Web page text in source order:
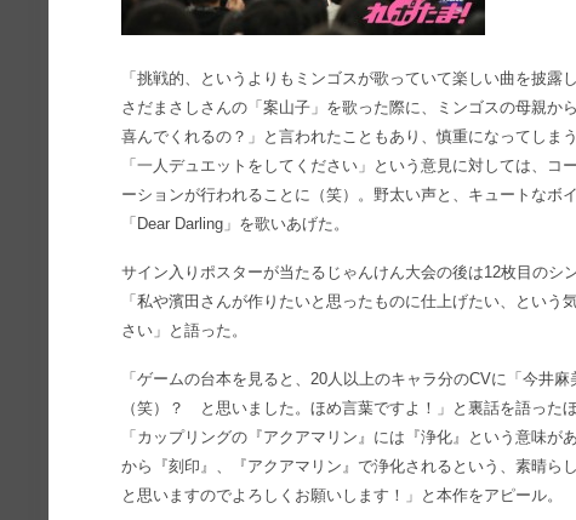
「挑戦的、というよりもミンゴスが歌っていて楽しい曲を披
さだまさしさんの「案山子」を歌った際に、ミンゴスの母親か
喜んでくれるの？」と言われたこともあり、慎重になってしまう
「一人デュエットをしてください」という意見に対しては、コ
ーションが行われることに（笑）。野太い声と、キュートなボ
「Dear Darling」を歌いあげた。
サイン入りポスターが当たるじゃんけん大会の後は12枚目のシ
「私や濱田さんが作りたいと思ったものに仕上げたい、とい
さい」と語った。
「ゲームの台本を見ると、20人以上のキャラ分のCVに「今井
（笑）？ と思いました。ほめ言葉ですよ！」と裏話を語ったほ
「カップリングの『アクアマリン』には『浄化』という意味が
から『刻印』、『アクアマリン』で浄化されるという、素晴ら
と思いますのでよろしくお願いします！」と本作をアピール。